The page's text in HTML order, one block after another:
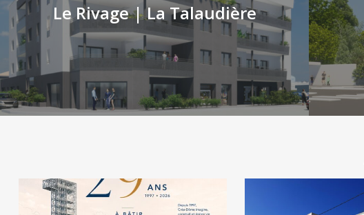
Le Rivage | La Talaudière